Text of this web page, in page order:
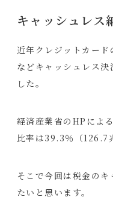
キャッシュレス
近年クレジットカー
などキャッシュレス
した。
経済産業省のHPによ
比率は39.3％（126.7
そこで今回は税金の
たいと思います。